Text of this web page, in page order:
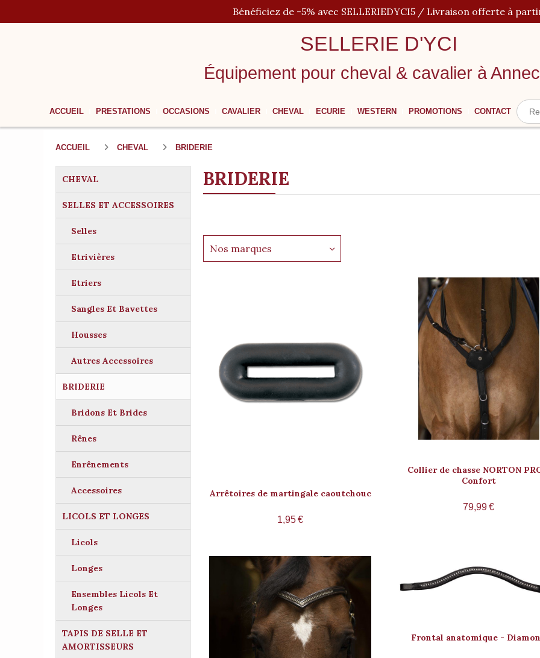
Bénéficiez de -5% avec SELLERIEDYCI5 / Livraison offerte à
SELLERIE D'YCI
Équipement pour cheval & cavalier à
ACCUEIL PRESTATIONS OCCASIONS CAVALIER CHEVAL ECURIE WESTERN PROMOTIONS CONTACT
CHEVAL
SELLES ET ACCESSOIRES
Selles
Etrivières
Etriers
Sangles Et Bavettes
Housses
Autres Accessoires
BRIDERIE
Bridons Et Brides
Rênes
Enrênements
Accessoires
LICOLS ET LONGES
Licols
Longes
Ensembles Licols Et
Longes
TAPIS DE SELLE ET
AMORTISSEURS
ACCUEIL CHEVAL BRIDERIE
BRIDERIE
Nos marques
Arrêtoires de martingale caoutchouc
1,95€
Collier de chasse NORTON
Confort
79,99€
Frontal anatomique -